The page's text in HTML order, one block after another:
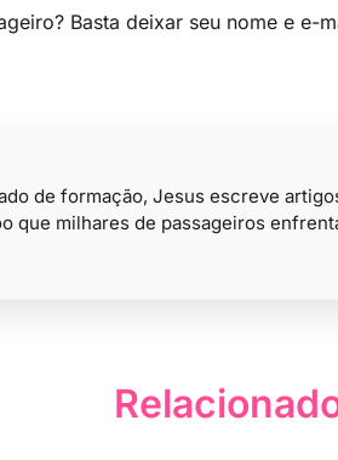
Basta deixar seu nome e e-
de formação, Jesus escreve
que milhares de passageiros